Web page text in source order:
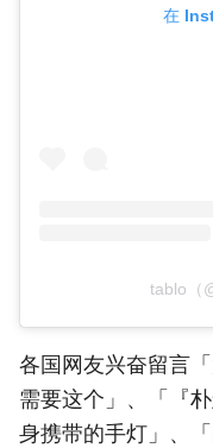
在
tablo（
各国网友兴奋留言
需要这个」、「『
身携带的手灯」、